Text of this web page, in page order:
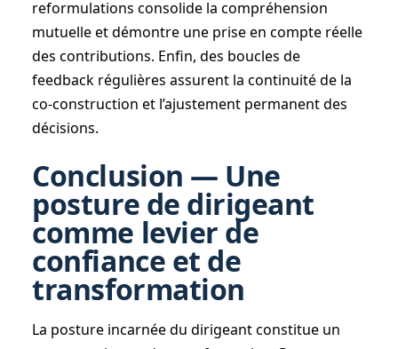
reformulations consolide la compréhension
mutuelle et démontre une prise en compte réelle
des contributions. Enfin, des boucles de
feedback régulières assurent la continuité de la
co-construction et l’ajustement permanent des
décisions.
Conclusion — Une
posture de dirigeant
comme levier de
confiance et de
transformation
La posture incarnée du dirigeant constitue un